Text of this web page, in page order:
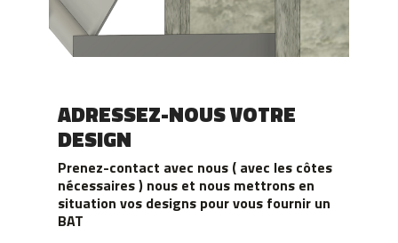
ADRESSEZ-NOUS VOTRE
DESIGN
Prenez-contact avec nous ( avec les côtes
nécessaires ) nous et nous mettrons en
situation vos designs pour vous fournir un
BAT